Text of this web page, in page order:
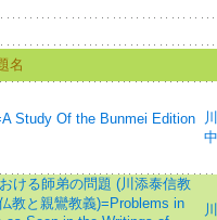
名
Study Of the Bunmei Edition
ける師弟の問題 (川添泰信教
教と親鸞教義)=Problems in